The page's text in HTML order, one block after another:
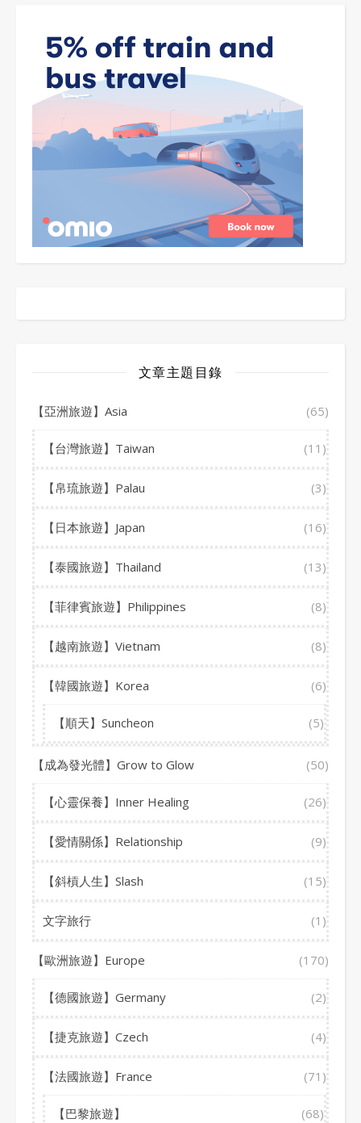
文章主題目錄
【亞洲旅遊】Asia (65)
【台灣旅遊】Taiwan (11)
【帛琉旅遊】Palau (3)
【日本旅遊】Japan (16)
【泰國旅遊】Thailand (13)
【菲律賓旅遊】Philippines (8)
【越南旅遊】Vietnam (8)
【韓國旅遊】Korea (6)
【順天】Suncheon (5)
【成為發光體】Grow to Glow (50)
【心靈保養】Inner Healing (26)
【愛情關係】Relationship (9)
【斜槓人生】Slash (15)
文字旅行 (1)
【歐洲旅遊】Europe (170)
【德國旅遊】Germany (2)
【捷克旅遊】Czech (4)
【法國旅遊】France (71)
【巴黎旅遊】 (68)